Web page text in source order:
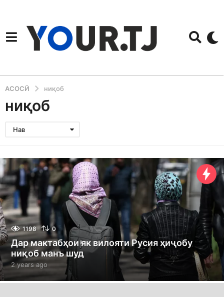
АСОСӢ ниқоб
ниқоб
Нав
1198 0
Дар мактабҳои як вилояти Русия ҳиҷобу
ниқоб манъ шуд
2 years ago 2
y
e